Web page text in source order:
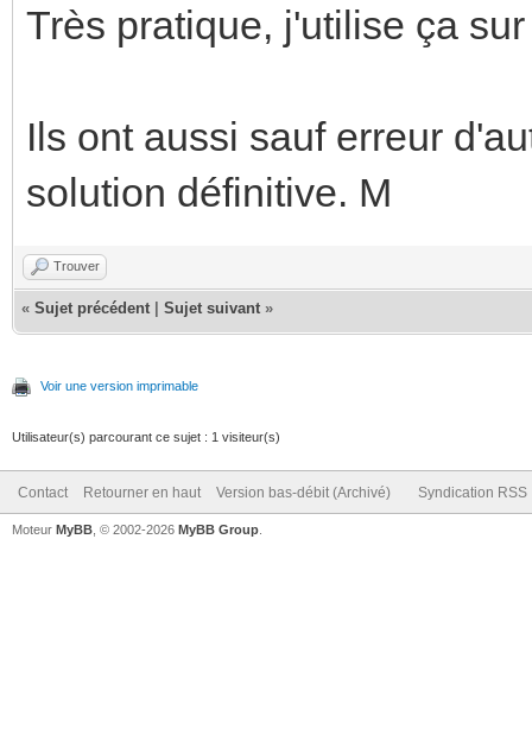
Très pratique, j'utilise ça
Ils ont aussi sauf erreur
solution définitive. M
Trouver
« Sujet précédent Sujet suivant »
Voir une version imprimable
Utilisateur(s) parcourant ce sujet : 1 visiteur(s)
Contact Retourner en haut Version bas-débit (Archivé) Syndication RSS
Moteur MyBB , © 2002-2026 MyBB Group